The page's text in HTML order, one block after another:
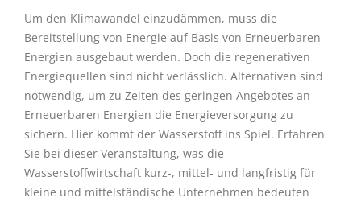
Um den Klimawandel einzudämmen, muss die
Bereitstellung von Energie auf Basis von Erneuerbaren
Energien ausgebaut werden. Doch die regenerativen
Energiequellen sind nicht verlässlich. Alternativen sind
notwendig, um zu Zeiten des geringen Angebotes an
Erneuerbaren Energien die Energieversorgung zu
sichern. Hier kommt der Wasserstoff ins Spiel. Erfahren
Sie bei dieser Veranstaltung, was die
Wasserstoffwirtschaft kurz-, mittel- und langfristig für
kleine und mittelständische Unternehmen bedeuten